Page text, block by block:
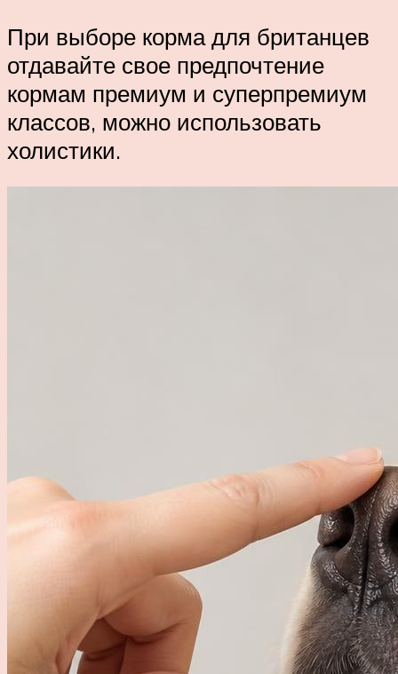
При выборе корма для британцев
отдавайте свое предпочтение
кормам премиум и суперпремиум
классов, можно использовать
холистики.